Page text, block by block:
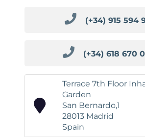
(+34) 915 594
(+34) 618 670
Terrace 7th Floor
Garden
San Bernardo,1
28013 Madrid
Spain